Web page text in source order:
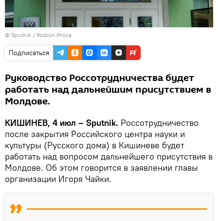
© Sputnik / Rodion Proca
Подписаться
Руководство Россотрудничества будет
работать над дальнейшим присутствием в
Молдове.
КИШИНЕВ, 4 июл – Sputnik. Россотрудничество
после закрытия Российского центра науки и
культуры (Русского дома) в Кишиневе будет
работать над вопросом дальнейшего присутствия в
Молдове. Об этом говорится в заявлении главы
организации Игоря Чайки.